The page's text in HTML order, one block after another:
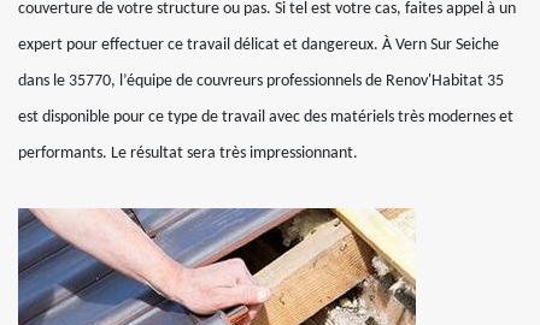
couverture de votre structure ou pas. Si tel est votre cas, faites appel à un
expert pour effectuer ce travail délicat et dangereux. À Vern Sur Seiche
dans le 35770, l’équipe de couvreurs professionnels de Renov'Habitat 35
est disponible pour ce type de travail avec des matériels très modernes et
performants. Le résultat sera très impressionnant.